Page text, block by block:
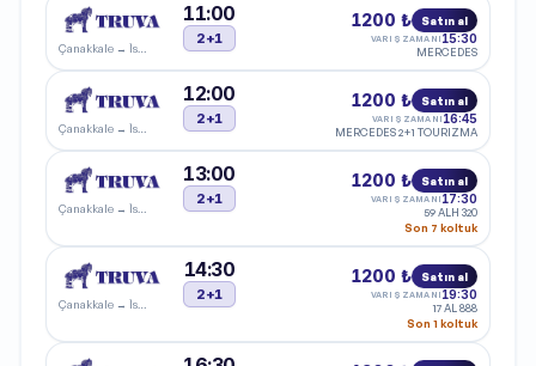
Çanakkale → İstanbul
11:00
2+1
1200 ₺ Satın al
VARIŞ ZAMANI 15:30
MERCEDES
Çanakkale → İstanbul
12:00
2+1
1200 ₺ Satın al
VARIŞ ZAMANI 16:45
MERCEDES 2+1 TOURIZMA
Çanakkale → İstanbul
13:00
2+1
1200 ₺ Satın al
VARIŞ ZAMANI 17:30
59 ALH 320
Son 7 koltuk
Çanakkale → İstanbul
14:30
2+1
1200 ₺ Satın al
VARIŞ ZAMANI 19:30
17 AL 888
Son 1 koltuk